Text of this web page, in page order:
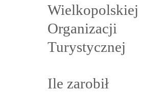
Wielkopolskiej
Organizacji
Turystycznej
Ile zarobił